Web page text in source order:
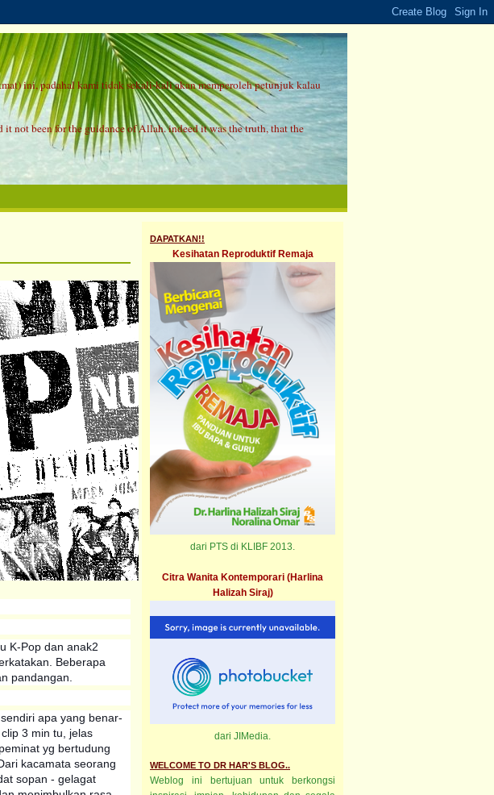
ini, padahal kami tidak sekali-kali akan memperoleh petunjuk kalau
not been for the guidance of Allah. indeed it was the truth, that the
K-Pop dan anak2
Beberapa
pandangan.
apa yang benar-
3 min tu, jelas
yg bertudung
kacamata seorang
sopan - gelagat
DAPATKAN!!
Kesihatan Reproduktif Remaja
dari PTS di KLIBF 2013.
Citra Wanita Kontemporari (Harlina
Halizah Siraj)
dari JIMedia.
WELCOME TO DR HAR'S BLOG..
Weblog ini bertujuan untuk berkongsi